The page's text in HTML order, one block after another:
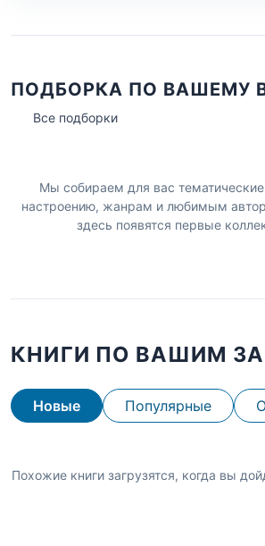
ПОДБОРКА ПО ВАШЕМУ
Все подборки
Мы собираем для вас
настроению, жанрам и любимым
здесь появятся первые
КНИГИ ПО ВАШИМ
Новые Популярные
Похожие книги загрузятся, когда вы